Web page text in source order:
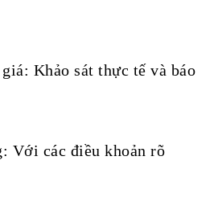
Khảo sát thực tế và báo
Với các điều khoản rõ